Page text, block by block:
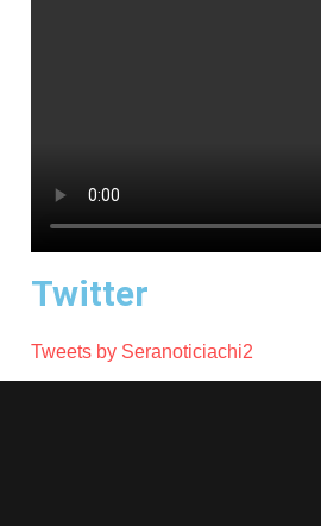
Twitter
Tweets by Seranoticiachi2